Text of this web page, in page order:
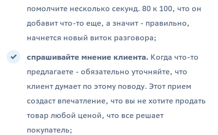
помолчите несколько секунд. 80 к 100, что он
добавит что-то еще, а значит - правильно,
начнется новый виток разговора;
спрашивайте мнение клиента. Когда что-то
предлагаете - обязательно уточняйте, что
клиент думает по этому поводу. Этот прием
создаст впечатление, что вы не хотите продать
товар любой ценой, что все решает
покупатель;